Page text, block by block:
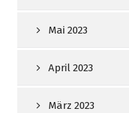
Mai 2023
April 2023
März 2023